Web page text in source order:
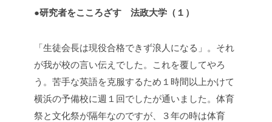
c
b
o
o
k
tt
ail
●研究者をこころざす 法政大学（１）
「生徒会長は現役合格できず浪人になる」。それ
が我が校の言い伝えでした。これを覆してやろ
う。苦手な英語を克服するため１時間以上かけて
横浜の予備校に週１回でしたが通いました。体育
祭と文化祭が隔年なのですが、３年の時は体育